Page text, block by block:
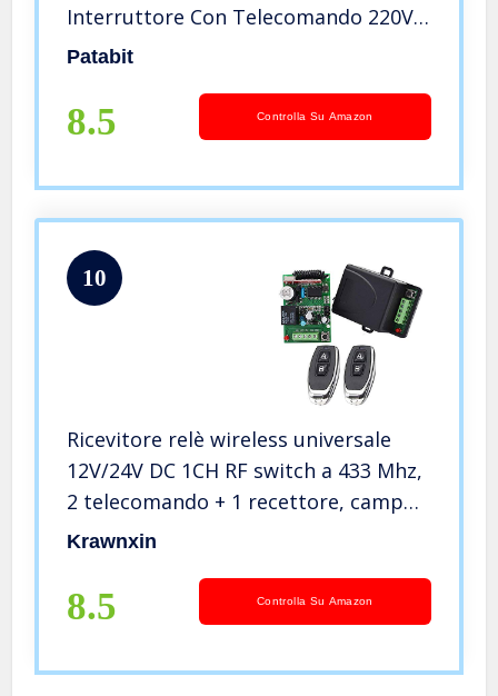
Interruttore Con Telecomando 220V
o 12V Radiocomando Universale 433
12/24VAC 2 Canali Misura 28x7x3cm
Patabit
8.5 Controlla Su Amazon
10
Ricevitore relè wireless universale
12V/24V DC 1CH RF switch a 433 Mhz,
2 telecomando + 1 recettore, campo
di lavoro 50m-70m Adatto per
garage/Cancello elettrico/Sicurezza
Krawnxin
8.5 Controlla Su Amazon